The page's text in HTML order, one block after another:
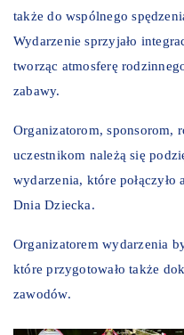
także do wspólnego
Wydarzenie sprzyjało
tworząc atmosferę
zabawy.
Organizatorom, sponsorom,
uczestnikom należą się
wydarzenia, które
Dnia Dziecka.
Organizatorem wydarzenia
które przygotowało także
zawodów.